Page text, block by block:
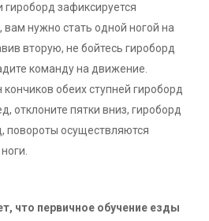
гироборд зафиксируется
вам нужно стать одной ногой на
вторую, не бойтесь гироборд
команду на движение.
обеих ступней гироборд
отклоните пятки вниз, гироборд
повороты осуществляются
что первичное обучение езды